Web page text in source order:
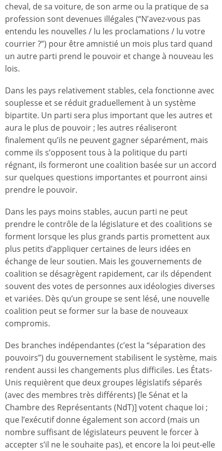
cheval, de sa voiture, de son arme ou la pratique de sa
profession sont devenues illégales (“N’avez-vous pas
entendu les nouvelles / lu les proclamations / lu votre
courrier ?”) pour être amnistié un mois plus tard quand
un autre parti prend le pouvoir et change à nouveau les
lois.
Dans les pays relativement stables, cela fonctionne avec
souplesse et se réduit graduellement à un système
bipartite. Un parti sera plus important que les autres et
aura le plus de pouvoir ; les autres réaliseront
finalement qu’ils ne peuvent gagner séparément, mais
comme ils s’opposent tous à la politique du parti
régnant, ils formeront une coalition basée sur un accord
sur quelques questions importantes et pourront ainsi
prendre le pouvoir.
Dans les pays moins stables, aucun parti ne peut
prendre le contrôle de la législature et des coalitions se
forment lorsque les plus grands partis promettent aux
plus petits d’appliquer certaines de leurs idées en
échange de leur soutien. Mais les gouvernements de
coalition se désagrègent rapidement, car ils dépendent
souvent des votes de personnes aux idéologies diverses
et variées. Dès qu’un groupe se sent lésé, une nouvelle
coalition peut se former sur la base de nouveaux
compromis.
Des branches indépendantes (c’est la “séparation des
pouvoirs”) du gouvernement stabilisent le système, mais
rendent aussi les changements plus difficiles. Les États-
Unis requièrent que deux groupes législatifs séparés
(avec des membres très différents) [le Sénat et la
Chambre des Représentants (NdT)] votent chaque loi ;
que l’exécutif donne également son accord (mais un
nombre suffisant de législateurs peuvent le forcer à
accepter s’il ne le souhaite pas), et encore la loi peut-elle